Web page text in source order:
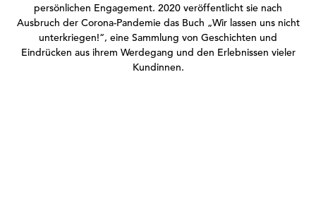
persönlichen Engagement. 2020 veröffentlicht sie nach
Ausbruch der Corona-Pandemie das Buch „Wir lassen uns nicht
unterkriegen!“, eine Sammlung von Geschichten und
Eindrücken aus ihrem Werdegang und den Erlebnissen vieler
Kundinnen.